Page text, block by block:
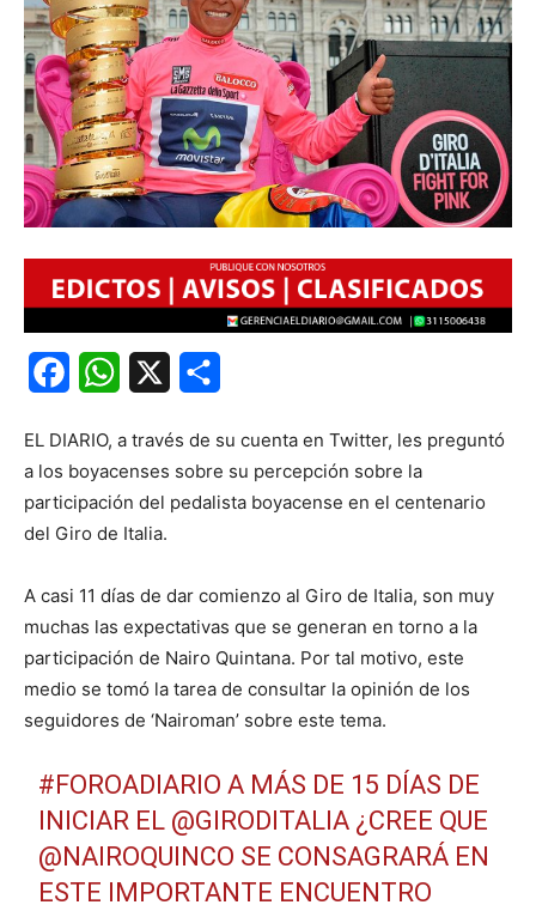
FacebookWhatsApp
EL DIARIO, a través de su cuenta en Twitter, les preguntó
a los boyacenses sobre su percepción sobre la
participación del pedalista boyacense en el centenario
del Giro de Italia.
A casi 11 días de dar comienzo al Giro de Italia, son muy
muchas las expectativas que se generan en torno a la
participación de Nairo Quintana. Por tal motivo, este
medio se tomó la tarea de consultar la opinión de los
seguidores de ‘Nairoman’ sobre este tema.
#FOROADIARIO A MÁS DE 15 DÍAS DE
INICIAR EL @GIRODITALIA ¿CREE QUE
@NAIROQUINCO SE CONSAGRARÁ EN
ESTE IMPORTANTE ENCUENTRO